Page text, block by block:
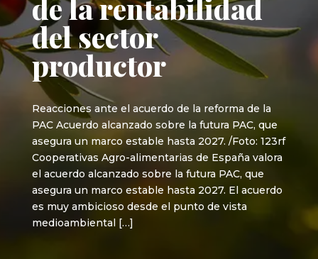
de la rentabilidad
del sector
productor
Reacciones ante el acuerdo de la reforma de la
PAC Acuerdo alcanzado sobre la futura PAC, que
asegura un marco estable hasta 2027. /Foto: 123rf
Cooperativas Agro-alimentarias de España valora
el acuerdo alcanzado sobre la futura PAC, que
asegura un marco estable hasta 2027. El acuerdo
es muy ambicioso desde el punto de vista
medioambiental […]